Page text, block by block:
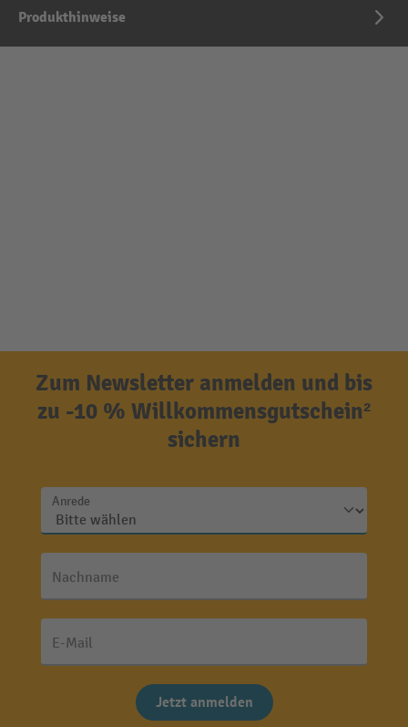
Produkthinweise
Zum Newsletter anmelden und bis
zu -10 % Willkommensgutschein²
sichern
Anrede
Nachname
E-Mail
Jetzt anmelden